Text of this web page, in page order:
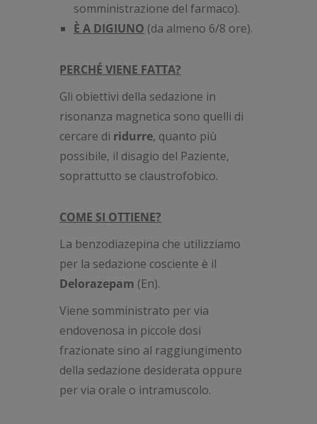
somministrazione del farmaco).
È A DIGIUNO (da almeno 6/8 ore).
PERCHÉ VIENE FATTA?
Gli obiettivi della sedazione in
risonanza magnetica sono quelli di
cercare di ridurre, quanto più
possibile, il disagio del Paziente,
soprattutto se claustrofobico.
COME SI OTTIENE?
La benzodiazepina che utilizziamo
per la sedazione cosciente è il
Delorazepam (En).
Viene somministrato per via
endovenosa in piccole dosi
frazionate sino al raggiungimento
della sedazione desiderata oppure
per via orale o intramuscolo.